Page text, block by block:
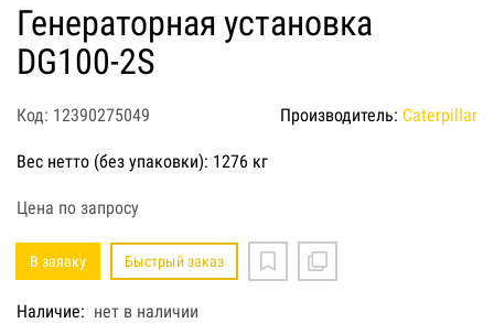
Генераторная установка
DG100-2S
Код: 12390275049 Производитель: Caterpillar
Вес нетто (без упаковки): 1276 кг
Цена по запросу
В заявку Быстрый заказ
Наличие: нет в наличии